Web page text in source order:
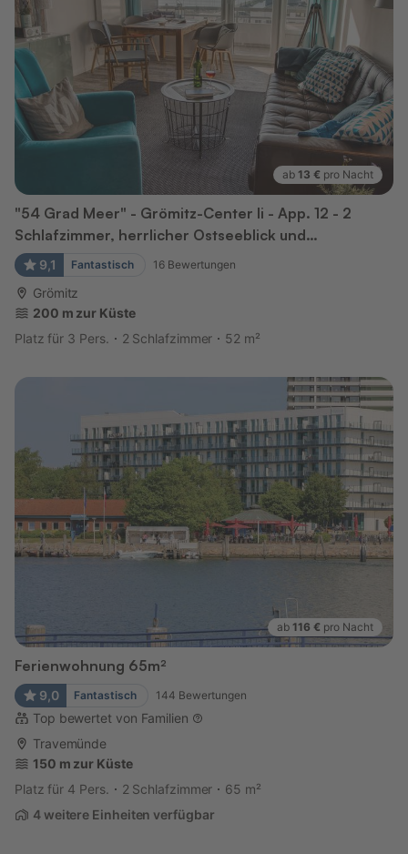
ab 13 € pro Nacht
"54 Grad Meer" - Grömitz-Center Ii - App. 12 - 2
Schlafzimmer, herrlicher Ostseeblick und
kostenlose...
9,1 Fantastisch 16 Bewertungen
Grömitz
200 m zur Küste
Platz für 3 Pers.
2 Schlafzimmer 52 m²
ab 116 € pro Nacht
Ferienwohnung 65m²
9,0 Fantastisch 144 Bewertungen
Top bewertet von Familien
Travemünde
150 m zur Küste
Platz für 4 Pers.
2 Schlafzimmer
65 m²
4 weitere Einheiten verfügbar